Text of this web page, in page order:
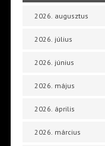
2026. augusztus
2026. július
2026. június
2026. május
2026. április
2026. március